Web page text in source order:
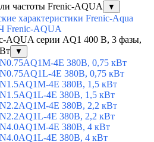
частоты Frenic-AQUA ▼
характеристики Frenic-Aqua
Frenic-AQUA
AQUA серии AQ1 400 В, 3 фазы,
▼
4E 380В, 0,75 кВт
4E 380В, 0,75 кВт
4E 380В, 1,5 кВт
4E 380В, 1,5 кВт
4E 380В, 2,2 кВт
4E 380В, 2,2 кВт
4E 380В, 4 кВт
4E 380В, 4 кВт